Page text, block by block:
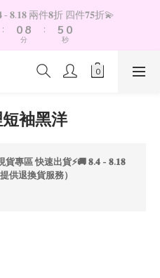
𝟖.𝟏𝟖 兩件𝟖折 四件𝟕𝟓折💫
:
1
0
9
8
7
2
分
:
6
5
4
2
1
0
秒
袖黑洋
貨專區 快速出貨⚡️🚚 𝟖.𝟒 - 𝟖.𝟏𝟖
供退換貨服務）